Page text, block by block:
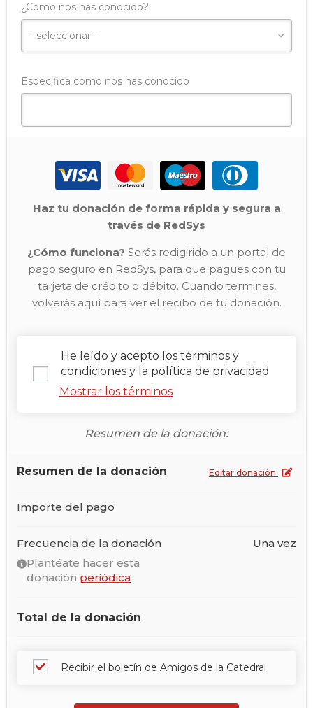
¿Cómo nos has conocido?
Especifica como nos has conocido
Haz tu donación de forma rápida y segura a
través de RedSys
¿Cómo funciona? Serás redigirido a un portal de
pago seguro en RedSys, para que pagues con tu
tarjeta de crédito o débito. Cuando termines,
volverás aquí para ver el recibo de tu donación.
Mostrar los términos
He leído y acepto los términos y
condiciones y la política de privacidad
Resumen de la donación:
Resumen de la donación Editar donación
Importe del pago
Frecuencia de la donación
Plantéate hacer esta
donación periódica
Una vez
Total de la donación
Recibir el boletín de Amigos de la Catedral